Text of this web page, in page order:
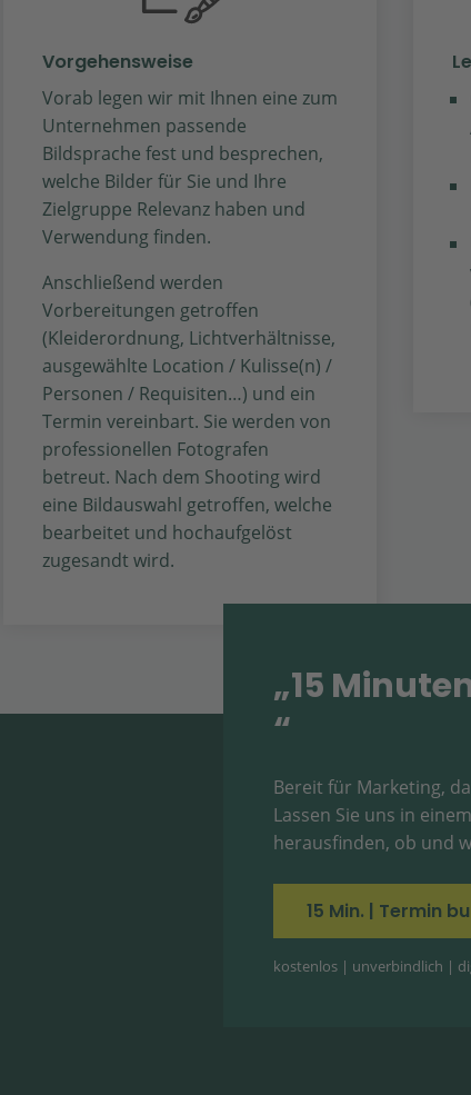
Vorgehensweise
Vorab legen wir mit Ihnen eine zum
Unternehmen passende
Bildsprache fest und besprechen,
welche Bilder für Sie und Ihre
Zielgruppe Relevanz haben und
Verwendung finden.
Anschließend werden
Vorbereitungen getroffen
(Kleiderordnung, Lichtverhältnisse,
ausgewählte Location / Kulisse(n) /
Personen / Requisiten…) und ein
Termin vereinbart. Sie werden von
professionellen Fotografen
betreut. Nach dem Shooting wird
eine Bildauswahl getroffen, welche
bearbeitet und hochaufgelöst
zugesandt wird.
„15
“
Bereit für Marketing,
Lassen Sie uns in
herausfinden, ob und
15 Min. | Termin
kostenlos | unverbindlich |